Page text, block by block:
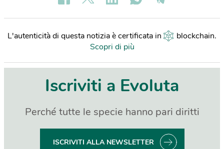
L'autenticità di questa notizia è certificata in blockchain.
Scopri di più
Iscriviti a Evoluta
Perché tutte le specie hanno pari diritti
ISCRIVITI ALLA NEWSLETTER